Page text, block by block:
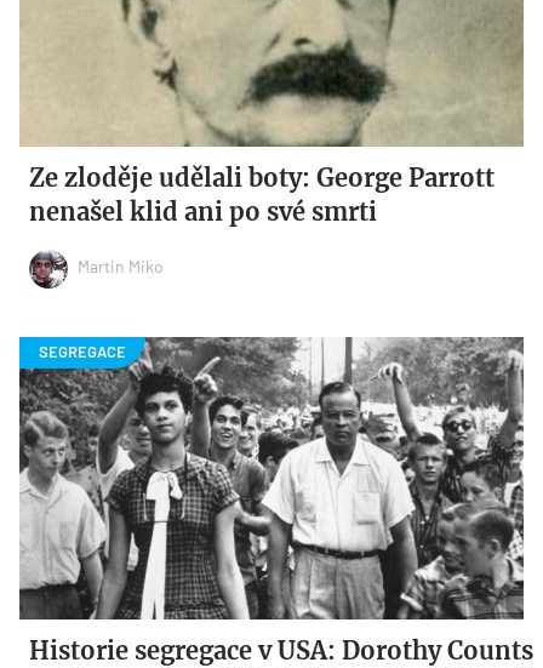
Ze zloděje udělali boty: George Parrott
nenašel klid ani po své smrti
Martin Miko
Historie segregace v USA: Dorothy Counts